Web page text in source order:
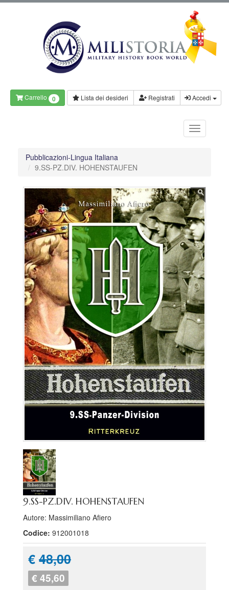
Carrello 0 Lista dei desideri Registrati Accedi
Pubblicazioni-Lingua Italiana
9.SS-PZ.DIV. HOHENSTAUFEN
9.SS-PZ.DIV. HOHENSTAUFEN
Autore: Massimiliano Afiero
Codice: 912001018
€48,00
€ 45,60